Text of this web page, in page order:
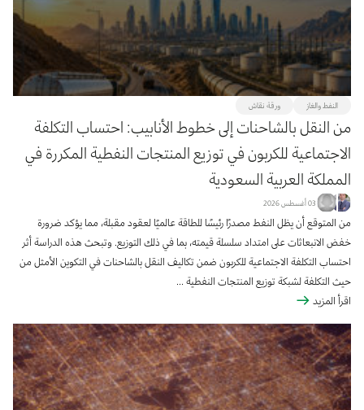
المرشحات
منطقة التركيز
الجميع النفط والغاز 65
النقل والبنية التحتية 68 المناخ والاستدامة 87 تحليلات البيانات
ورقة نقاش 376 الاقتصاد الكلي والجزئي للطاقة
خدمات الطاقة والطاقة المتجددة
دراسة 48 تقرير 36 ملخص ورشة عمل 87 كتاب 2
نشرة ربع سنوية 8
النفط والغاز ورقة نقاش
من النقل بالشاحنات إلى خطوط الأنابيب: احتساب التكلفة
الاجتماعية للكربون في توزيع المنتجات النفطية المكررة في
المملكة العربية السعودية
03 أغسطس 2026
من المتوقع أن يظل النفط مصدرًا رئيسًا للطاقة عالميًا لعقود مقبلة، مما يؤكد ضرورة
خفض الانبعاثات على امتداد سلسلة قيمته، بما في ذلك التوزيع. وتبحث هذه الدراسة أثر
احتساب التكلفة الاجتماعية للكربون ضمن تكاليف النقل بالشاحنات في التكوين الأمثل من
حيث التكلفة لشبكة توزيع المنتجات النفطية ...
اقرأ المزيد